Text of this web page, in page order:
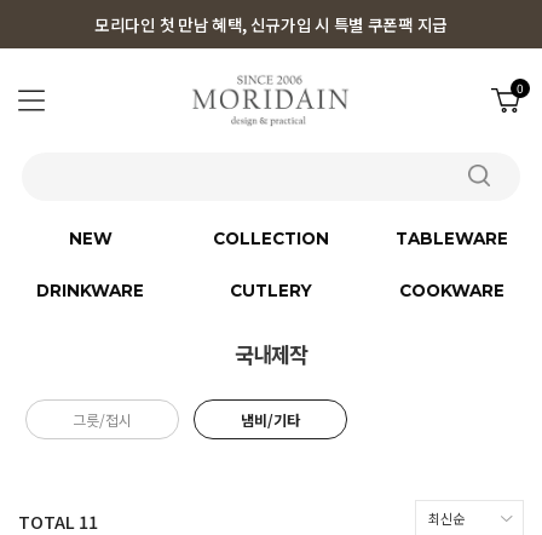
모리다인 첫 만남 혜택, 신규가입 시 특별 쿠폰팩 지급
0
NEW COLLECTION TABLEWARE
DRINKWARE CUTLERY COOKWARE
국내제작
그릇/접시 냄비/기타
TOTAL 11